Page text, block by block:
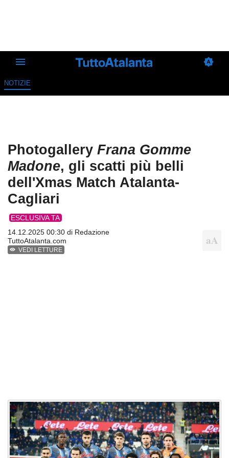
NOTIZIE
Photogallery Frana Gomme
Madone, gli scatti più belli
dell'Xmas Match Atalanta-
Cagliari
ESCLUSIVA TA
14.12.2025 00:30 di Redazione
TuttoAtalanta.com
VEDI LETTURE